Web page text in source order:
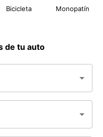
Bicicleta Monopatín
de tu auto